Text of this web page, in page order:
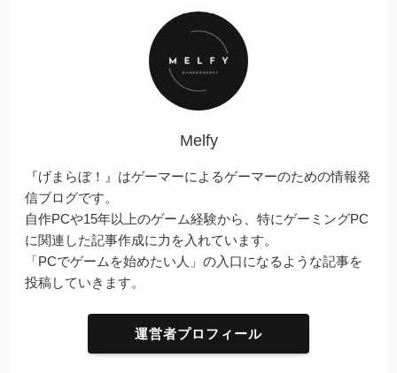
Melfy
『げまらぼ！』はゲーマーによるゲーマーのための情報発
信ブログです。
自作PCや15年以上のゲーム経験から、特にゲーミングPC
に関連した記事作成に力を入れています。
「PCでゲームを始めたい人」の入口になるような記事を
投稿していきます。
運営者プロフィール